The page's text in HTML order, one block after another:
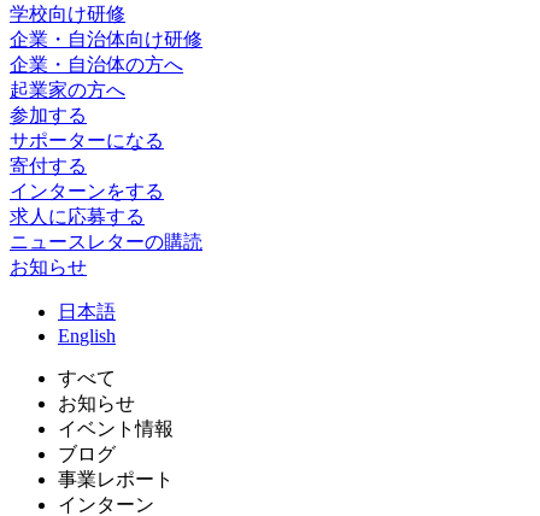
学校向け研修
企業・自治体向け研修
企業・自治体の方へ
起業家の方へ
参加する
サポーターになる
寄付する
インターンをする
求人に応募する
ニュースレターの購読
お知らせ
日 本語
English
すべて
お知らせ
イベント情報
ブログ
事業レポート
インターン